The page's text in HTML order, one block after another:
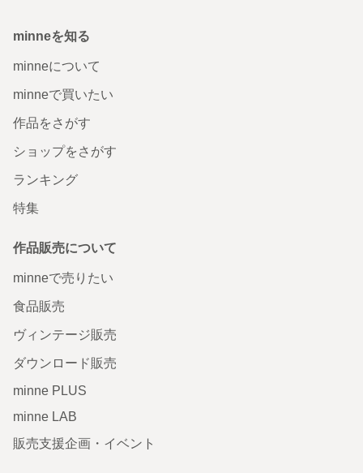
minneを知る
minneについて
minneで買いたい
作品をさがす
ショップをさがす
ランキング
特集
作品販売について
minneで売りたい
食品販売
ヴィンテージ販売
ダウンロード販売
minne PLUS
minne LAB
販売支援企画・イベント